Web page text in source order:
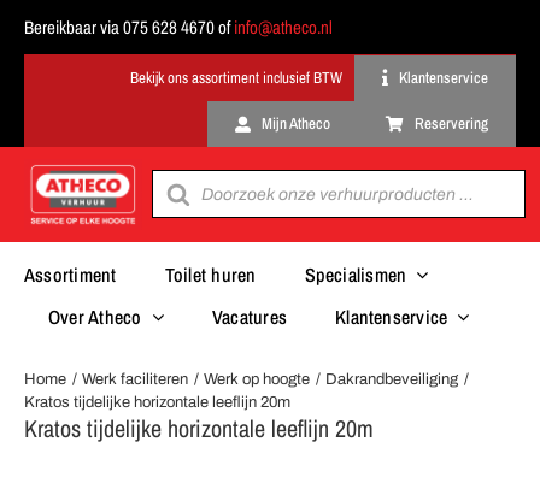
Bereikbaar via 075 628 4670 ofinfo@atheco.nl
Klantenservice
Mijn Atheco Reservering
Producten
zoeken
Assortiment Toilet huren
Specialismen
Over Atheco
Vacatures Klantenservice
Home Werk faciliteren Werk op hoogte
Dakrandbeveiliging
Kratos tijdelijke horizontale leeflijn 20m
Kratos tijdelijke horizontale leeflijn 20m